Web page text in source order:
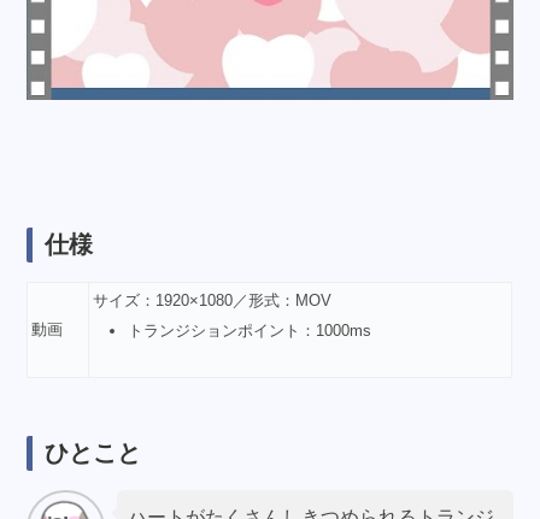
仕様
動画
サイズ：1920×1080／形式：MOV
トランジションポイント：1000ms
ひとこと